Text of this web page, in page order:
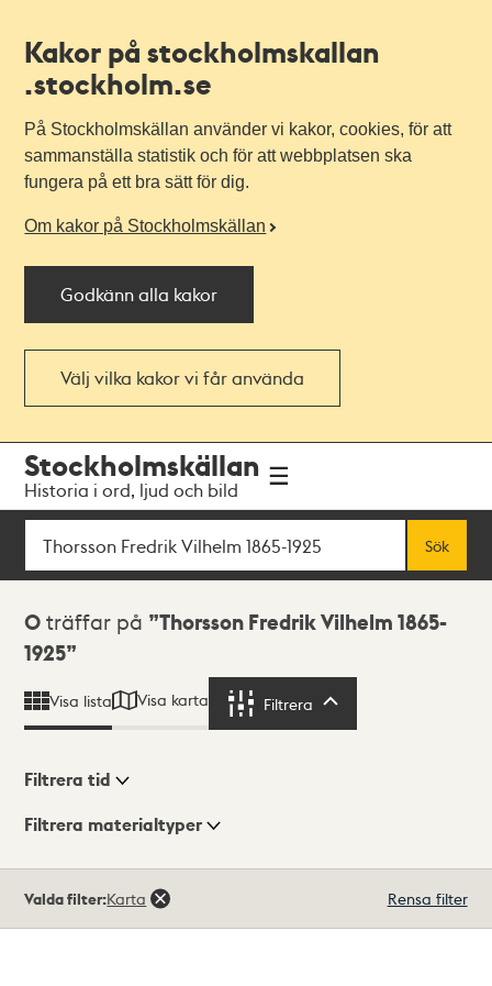
Kakor på stockholmskallan
.stockholm.se
På Stockholmskällan använder vi kakor, cookies, för att
sammanställa statistik och för att webbplatsen ska
fungera på ett bra sätt för dig.
Om kakor på Stockholmskällan
Godkänn alla kakor
Välj vilka kakor vi får använda
navigationen
huvudinnehållet
Stockholmskällan
Historia i ord, ljud och bild
Sök
Sök
Sökresultat
0 träffar på
Thorsson Fredrik Vilhelm 1865-
1925
Visa lista Visa karta Filtrera
Visningsläge
Filtrera tid
Filtrera materialtyper
träffar
Valda filter:Karta Rensa filter